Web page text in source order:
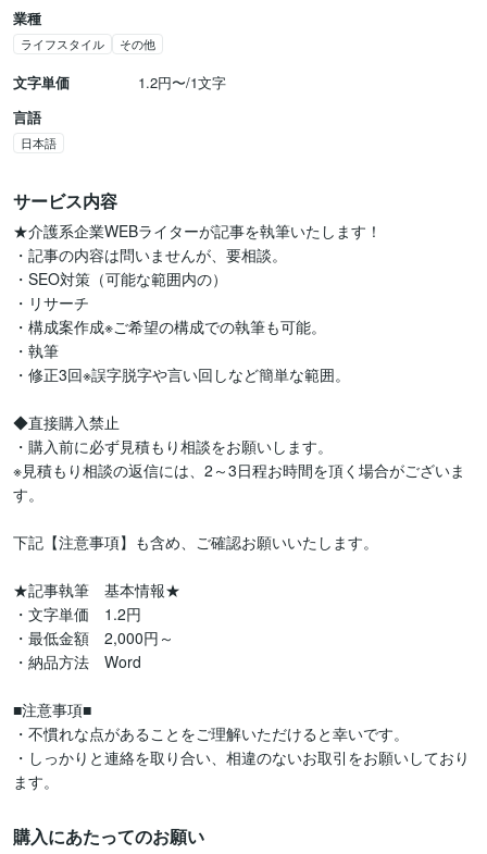
業種
ライフスタイル その他
文字単価
1.2円〜/1文字
言語
日本語
サービス内容
★介護系企業WEBライターが記事を執筆いたします！
・記事の内容は問いませんが、要相談。
・SEO対策（可能な範囲内の）
・リサーチ
・構成案作成※ご希望の構成での執筆も可能。
・執筆
・修正3回※誤字脱字や言い回しなど簡単な範囲。
◆直接購入禁止
・購入前に必ず見積もり相談をお願いします。
※見積もり相談の返信には、2～3日程お時間を頂く場合がございま
す。
下記【注意事項】も含め、ご確認お願いいたします。
★記事執筆　基本情報★
・文字単価　1.2円
・最低金額　2,000円～
・納品方法　Word
■注意事項■
・不慣れな点があることをご理解いただけると幸いです。
・しっかりと連絡を取り合い、相違のないお取引をお願いしており
ます。
購入にあたってのお願い